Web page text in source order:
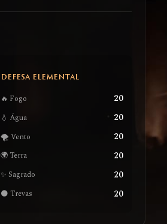
DEFESA ELEMENTAL
🔥 Fogo 20
💧 Água 20
🌪️ Vento 20
🌍 Terra 20
✨ Sagrado 20
🌑 Trevas 20